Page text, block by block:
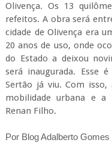
Olivença. Os 13
refeitos. A obra será
cidade de Olivença era
20 anos de uso, onde
do Estado a deixou
será inaugurada. Esse
Sertão já viu. Com
mobilidade urbana e a
Renan Filho.
Por Blog Adalberto